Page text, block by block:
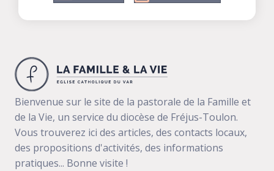
Bienvenue sur le site de la pastorale de la Famille et
de la Vie, un service du diocèse de Fréjus-Toulon.
Vous trouverez ici des articles, des contacts locaux,
des propositions d'activités, des informations
pratiques... Bonne visite !